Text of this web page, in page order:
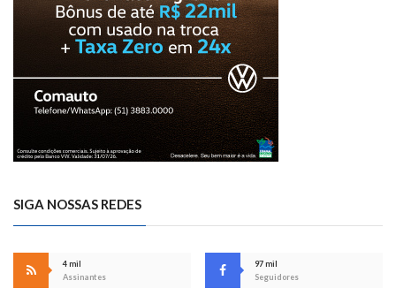
SIGA NOSSAS REDES
4 mil
Assinantes
97 mil
Seguidores